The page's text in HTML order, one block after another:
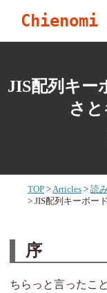
Chienomi
JIS配列キー
さ
TOP Articles
読
JIS配列キーボー
序
ちらっと言ったこ